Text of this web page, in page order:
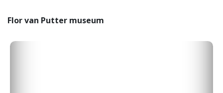
Flor van Putter museum